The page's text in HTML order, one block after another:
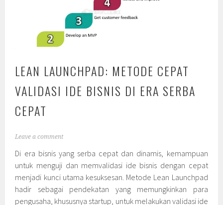
LEAN LAUNCHPAD: METODE CEPAT
VALIDASI IDE BISNIS DI ERA SERBA
CEPAT
Leave a comment
Di era bisnis yang serba cepat dan dinamis, kemampuan
untuk menguji dan memvalidasi ide bisnis dengan cepat
menjadi kunci utama kesuksesan. Metode Lean Launchpad
hadir sebagai pendekatan yang memungkinkan para
pengusaha, khususnya startup, untuk melakukan validasi ide